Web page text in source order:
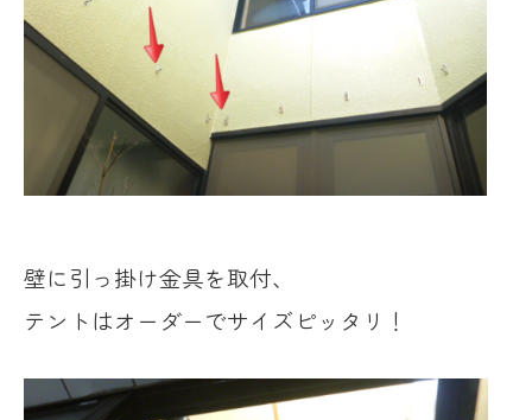
壁に引っ掛け金具を取付、
テントはオーダーでサイズピッタリ！